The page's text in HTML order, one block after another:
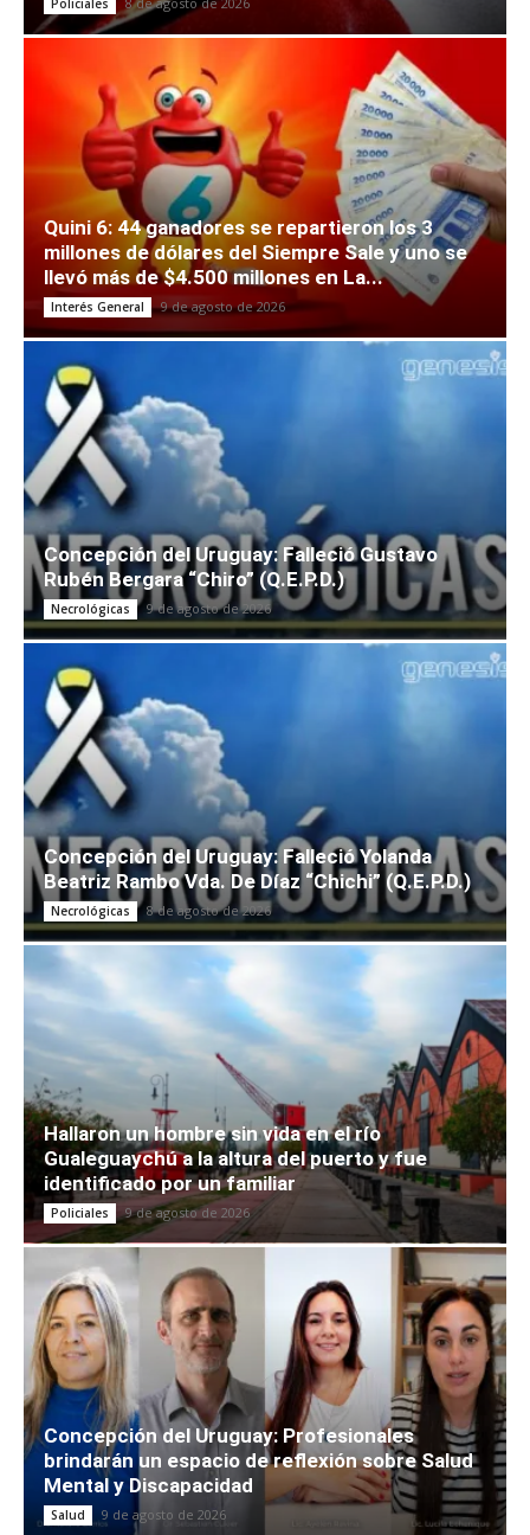
Policiales
Quini 6: 44 ganadores se repartieron los 3
millones de dólares del Siempre Sale y uno se
llevó más de $4.500 millones en La...
Interés General 9 de agosto de 2026
Concepción del Uruguay: Falleció Gustavo
Rubén Bergara “Chiro” (Q.E.P.D.)
Necrológicas 9 de agosto de 2026
Concepción del Uruguay: Falleció Yolanda
Beatriz Rambo Vda. De Díaz “Chichi” (Q.E.P.D.)
Necrológicas 8 de agosto de 2026
Hallaron un hombre sin vida en el río
Gualeguaychú a la altura del puerto y fue
identificado por un familiar
Policiales 9 de agosto de 2026
Concepción del Uruguay: Profesionales
brindarán un espacio de reflexión sobre Salud
Mental y Discapacidad
Salud 9 de agosto de 2026